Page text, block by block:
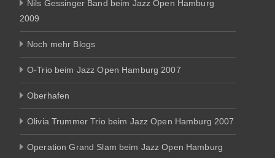
Nils Gessinger Band beim Jazz Open Hamburg
2009
Noch mehr Blogs
O-Trio beim Jazz Open Hamburg 2007
Oberhafen
Olivia Trummer Trio beim Jazz Open Hamburg 2007
Operation Grand Slam beim Jazz Open Hamburg